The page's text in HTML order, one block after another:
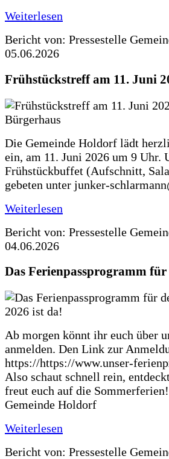
Weiterlesen
Bericht von: Pressestelle
05.06.2026
Frühstückstreff am 11. Juni
Die Gemeinde Holdorf lädt
ein, am 11. Juni 2026 um 9 Uhr.
Frühstückbuffet (Aufschnitt,
gebeten unter junker-
Weiterlesen
Bericht von: Pressestelle
04.06.2026
Das Ferienpassprogramm
Ab morgen könnt ihr euch über
anmelden. Den Link zur
https://https://www.unser-
Also schaut schnell rein,
freut euch auf die
Gemeinde Holdorf
Weiterlesen
Bericht von: Pressestelle